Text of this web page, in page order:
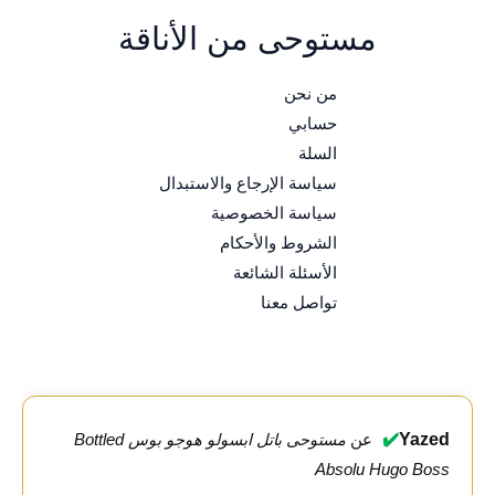
مستوحى من الأناقة
من نحن
حسابي
السلة
سياسة الإرجاع والاستبدال
سياسة الخصوصية
الشروط والأحكام
الأسئلة الشائعة
تواصل معنا
Yazed
✔️ عن
مستوحى باتل ابسولو هوجو بوس Bottled
Absolu Hugo Boss